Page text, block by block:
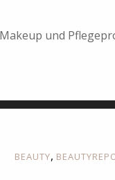
und
BEAUTY,